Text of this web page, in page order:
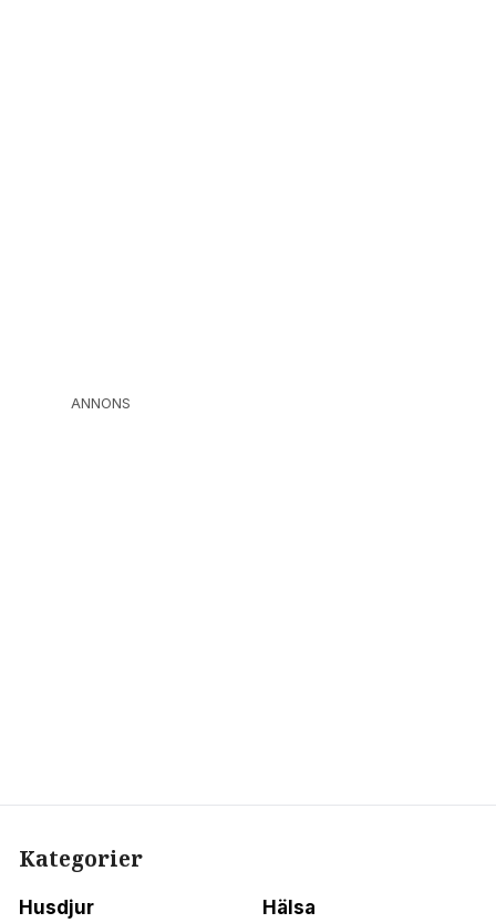
ANNONS
Kategorier
Husdjur Hälsa